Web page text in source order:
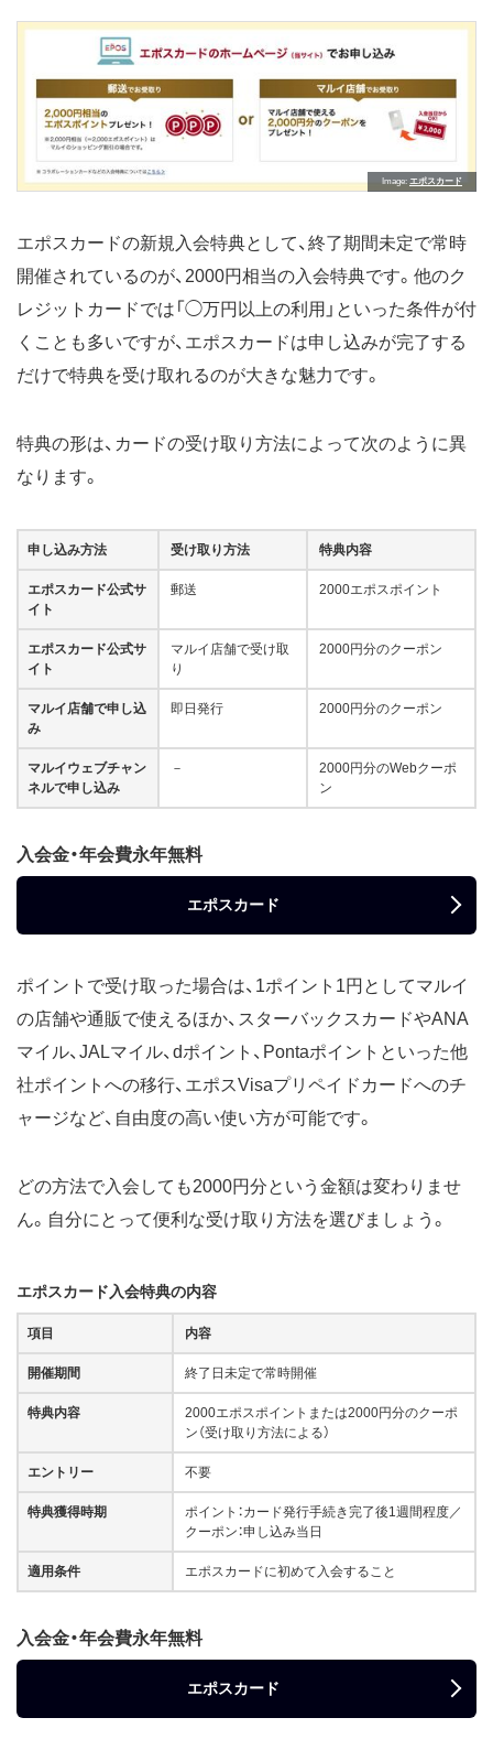
Image エポスカード
エポスカードの新規入会特典として、終了期間未定で常時
開催されているのが、2000円相当の入会特典です。他のク
レジットカードでは「◯万円以上の利用」といった条件が付
くことも多いですが、エポスカードは申し込みが完了する
だけで特典を受け取れるのが大きな魅力です。
特典の形は、カードの受け取り方法によって次のように異
なります。
申し込み方法 受け取り方法 特典内容
エポスカード公式サ
イト
郵送 2000エポスポイント
エポスカード公式サ
イト
マルイ店舗で受け取
り
2000円分のクーポン
マルイ店舗で申し込
み
即日発行 2000円分のクーポン
マルイウェブチャン
ネルで申し込み
－
2000円分のWebクーポ
ン
入会金・年会費永年無料
エポスカード
ポイントで受け取った場合は、1ポイント1円としてマルイ
の店舗や通販で使えるほか、スターバックスカードやANA
マイル、JALマイル、dポイント、Pontaポイントといった他
社ポイントへの移行、エポスVisaプリペイドカードへのチ
ャージなど、自由度の高い使い方が可能です。
どの方法で入会しても2000円分という金額は変わりませ
ん。自分にとって便利な受け取り方法を選びましょう。
エポスカード入会特典の内容
項目 内容
開催期間 終了日未定で常時開催
特典内容
2000エポスポイントまたは2000円分のクーポ
ン（受け取り方法による）
エントリー 不要
特典獲得時期
ポイント：カード発行手続き完了後1週間程度／
クーポン：申し込み当日
適用条件 エポスカードに初めて入会すること
入会金・年会費永年無料
エポスカード